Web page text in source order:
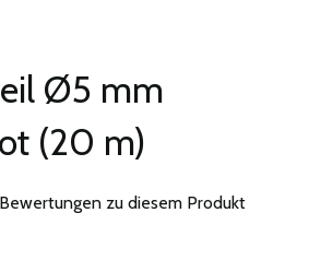
Ø5 mm
(20 m)
zu diesem Produkt